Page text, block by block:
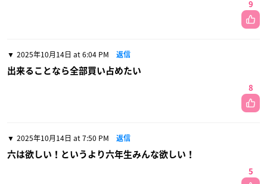
9
2025年10月14日 at 6:04 PM 返信
出来ることなら全部買い占めたい
8
2025年10月14日 at 7:50 PM 返信
六は欲しい！というより六年生みんな欲しい！
5